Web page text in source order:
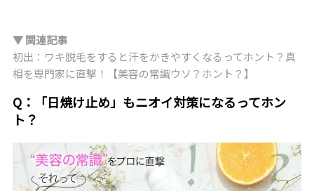
▼ 関連記事
初出：ワキ脱毛をすると汗をかきやすくなるってホント？真
相を専門家に直撃！【美容の常識ウソ？ホント？】
Q：「日焼け止め」もニオイ対策になるってホン
ト？